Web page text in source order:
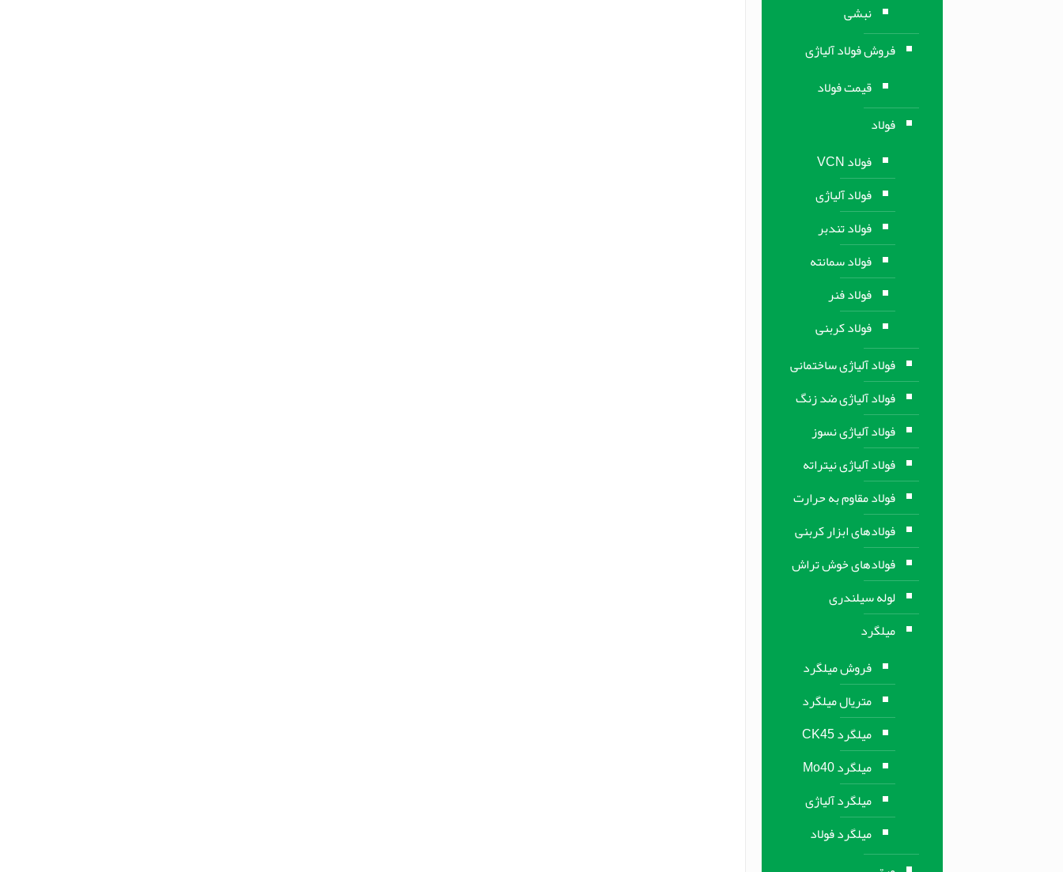
نبشی
فروش فولاد آلیاژی
قیمت فولاد
فولاد
فولاد VCN
فولاد آلیاژی
فولاد تندبر
فولاد سمانته
فولاد فنر
فولاد کربنی
فولاد آلیاژی ساختمانی
فولاد آلیاژی ضد زنگ
فولاد آلیاژی نسوز
فولاد آلیاژی نیتراته
فولاد مقاوم به حرارت
فولادهای ابزار کربنی
فولادهای خوش تراش
لوله سیلندری
میلگرد
فروش میلگرد
متریال میلگرد
میلگرد CK45
میلگرد Mo40
میلگرد آلیاژی
میلگرد فولاد